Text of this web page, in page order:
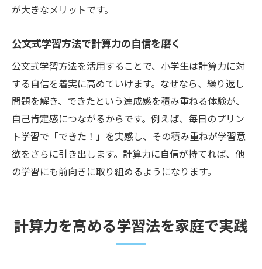
が大きなメリットです。
公文式学習方法で計算力の自信を磨く
公文式学習方法を活用することで、小学生は計算力に対
する自信を着実に高めていけます。なぜなら、繰り返し
問題を解き、できたという達成感を積み重ねる体験が、
自己肯定感につながるからです。例えば、毎日のプリン
ト学習で「できた！」を実感し、その積み重ねが学習意
欲をさらに引き出します。計算力に自信が持てれば、他
の学習にも前向きに取り組めるようになります。
計算力を高める学習法を家庭で実践